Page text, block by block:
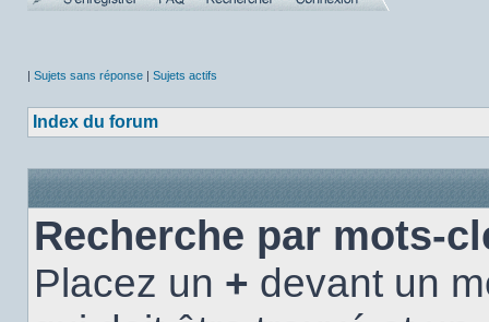
| Sujets sans réponse | Sujets actifs
Index du forum
Recherche par mots-
Placez un + devant un